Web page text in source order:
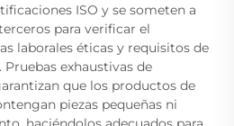
ISO y se someten a
para verificar el
laborales éticas y requisitos de
exhaustivas de
que los productos de
piezas pequeñas ni